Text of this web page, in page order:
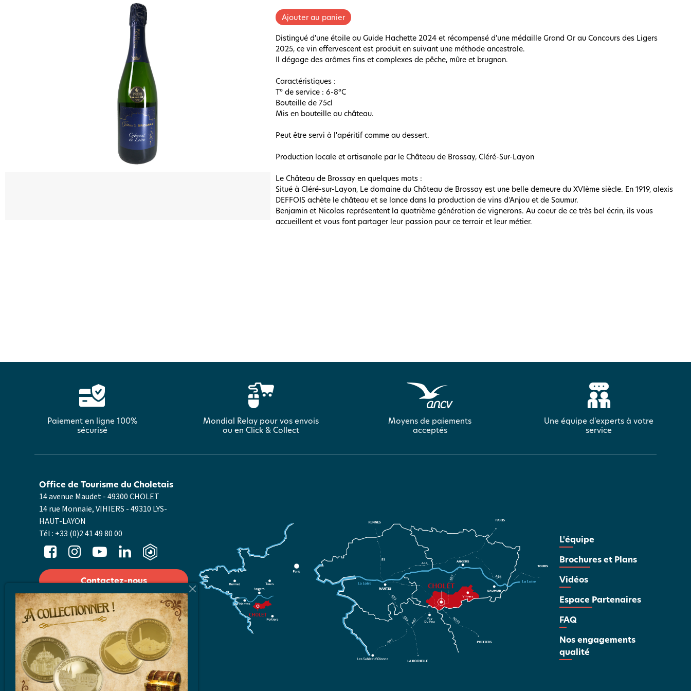
Distingué d'une étoile au Guide Hachette 2024 et récompensé d'une médaille Grand Or au Concours des Ligers
2025, ce vin effervescent est produit en suivant une méthode ancestrale.
Il dégage des arômes fins et complexes de pêche, mûre et brugnon.
Caractéristiques :
T° de service : 6-8°C
Bouteille de 75cl
Mis en bouteille au château.
Peut être servi à l'apéritif comme au dessert.
Production locale et artisanale par le Château de Brossay, Cléré-Sur-Layon
Le Château de Brossay en quelques mots :
Situé à Cléré-sur-Layon, Le domaine du Château de Brossay est une belle demeure du XVIème siècle. En 1919, alexis
DEFFOIS achète le château et se lance dans la production de vins d'Anjou et de Saumur.
Benjamin et Nicolas représentent la quatrième génération de vignerons. Au coeur de ce très bel écrin, ils vous
accueillent et vous font partager leur passion pour ce terroir et leur métier.
Paiement en ligne 100%
sécurisé
Mondial Relay pour vos envois
ou en Click & Collect
Moyens de paiements
acceptés
Une équipe d'experts à votre
service
14 avenue Maudet - 49300 CHOLET
14 rue Monnaie, VIHIERS - 49310 LYS-
HAUT-LAYON
Tél : +33 (0)2 41 49 80 00
Office de Tourisme du Choletais
Contactez-nous
Nos horaires
Laissez-nous votre avis
Accès
L'équipe
Brochures et Plans
Vidéos
Espace Partenaires
FAQ
Nos engagements
qualité